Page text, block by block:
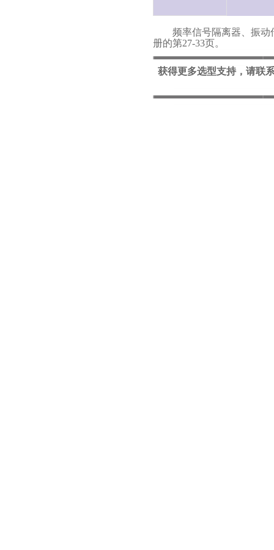
频率信号隔离器、振动传
册的第27-33页。
获得更多选型支持，请联